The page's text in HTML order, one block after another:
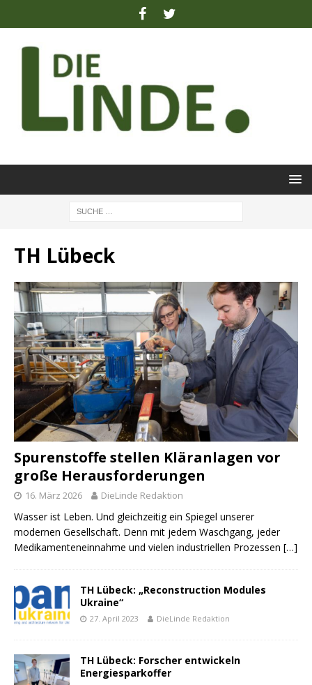
TH Lübeck
Spurenstoffe stellen Kläranlagen vor
große Herausforderungen
16. März 2026 DieLinde Redaktion
Wasser ist Leben. Und gleichzeitig ein Spiegel unserer
modernen Gesellschaft. Denn mit jedem Waschgang, jeder
Medikamenteneinnahme und vielen industriellen Prozessen […]
TH Lübeck: „Reconstruction Modules
Ukraine“
27. April 2023 DieLinde Redaktion
TH Lübeck: Forscher entwickeln
Energiesparkoffer